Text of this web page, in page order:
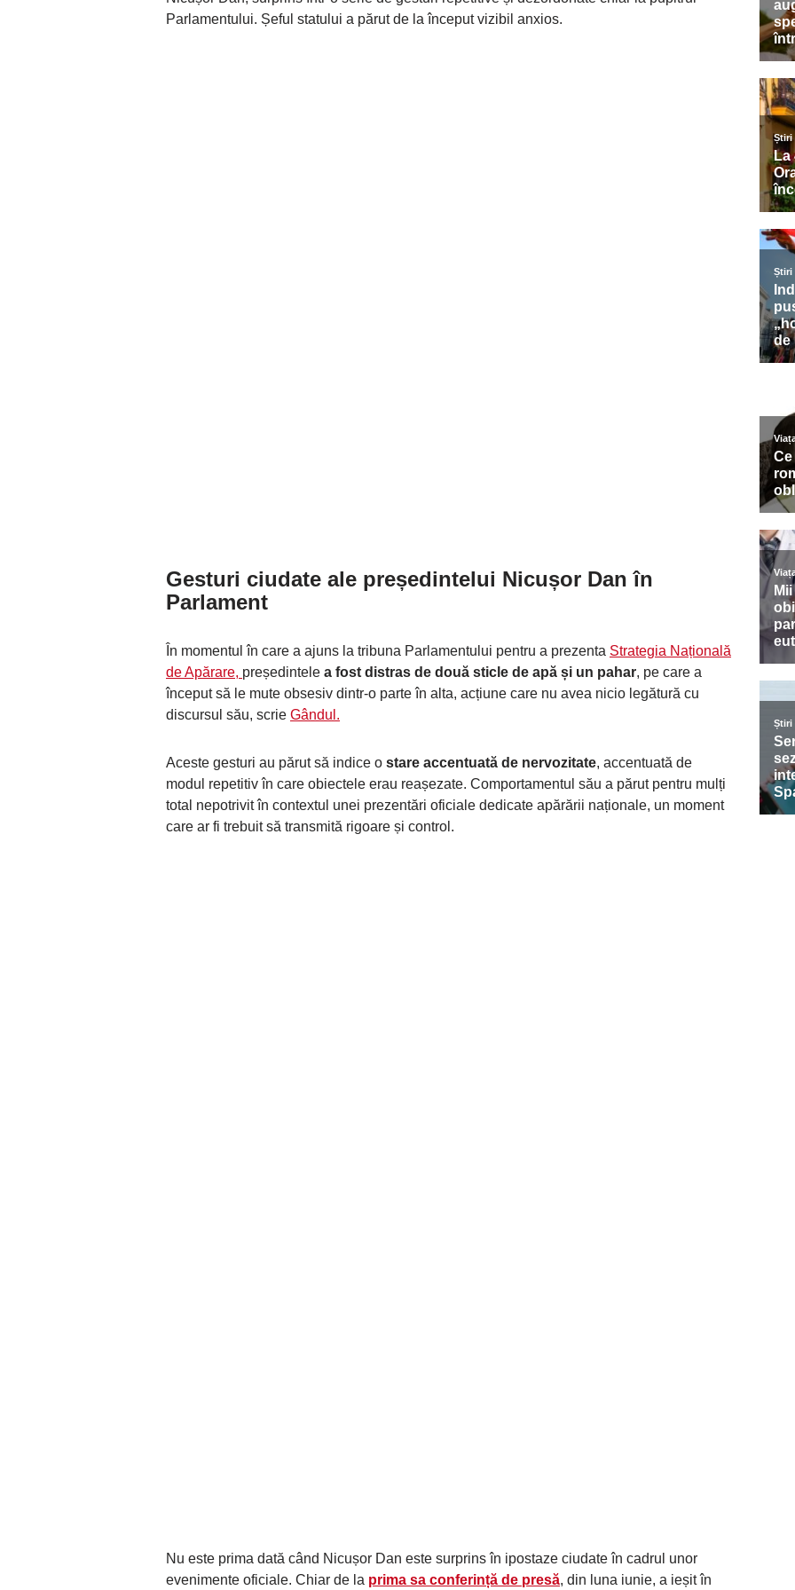
Parlamentului. Șeful statului a părut de la început vizibil anxios.
Gesturi ciudate ale președintelui Nicușor Dan în
Parlament
În momentul în care a ajuns la tribuna Parlamentului pentru a prezenta Strategia Națională
de Apărare, președintele a fost distras de două sticle de apă și un pahar, pe care a
început să le mute obsesiv dintr-o parte în alta, acțiune care nu avea nicio legătură cu
discursul său, scrie Gândul.
Aceste gesturi au părut să indice o stare accentuată de nervozitate, accentuată de
modul repetitiv în care obiectele erau reașezate. Comportamentul său a părut pentru mulți
total nepotrivit în contextul unei prezentări oficiale dedicate apărării naționale, un moment
care ar fi trebuit să transmită rigoare și control.
Nu este prima dată când Nicușor Dan este surprins în ipostaze ciudate în cadrul unor
evenimente oficiale. Chiar de la prima sa conferință de presă, din luna iunie, a ieșit în